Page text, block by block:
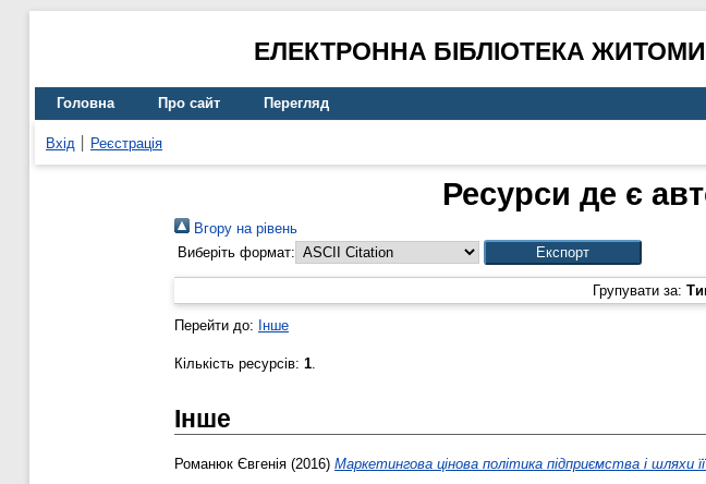
ЕЛЕКТРОННА БІБЛІОТЕКА
Головна Про сайт Перегляд
Вхід Реєстрація
Ресурси де є
Вгору на рівень
Виберіть формат:
Групувати за:
Перейти до: Інше
Кількість ресурсів: 1.
Інше
Романюк Євгенія (2016) Маркетингова цінова політика підприємства і шляхи